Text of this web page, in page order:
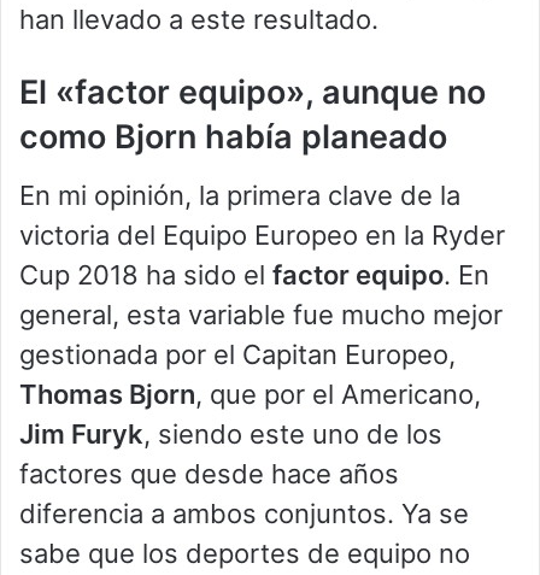
han llevado a este resultado.
El «factor equipo», aunque no
como Bjorn había planeado
En mi opinión, la primera clave de la
victoria del Equipo Europeo en la Ryder
Cup 2018 ha sido el factor equipo. En
general, esta variable fue mucho mejor
gestionada por el Capitan Europeo,
Thomas Bjorn, que por el Americano,
Jim Furyk, siendo este uno de los
factores que desde hace años
diferencia a ambos conjuntos. Ya se
sabe que los deportes de equipo no